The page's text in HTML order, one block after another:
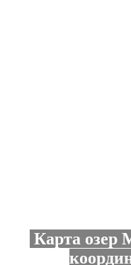
Карта озер